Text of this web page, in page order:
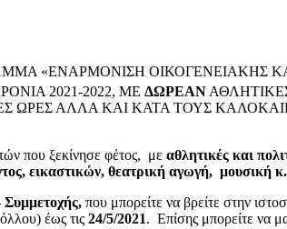
«ΕΝΑΡΜΟΝΙΣΗ ΟΙΚΟΓΕΝΕΙΑΚΗΣ
2021-2022, ΜΕ ΔΩΡΕΑΝ
ΑΛΛΑ ΚΑΙ ΚΑΤΑ ΤΟΥΣ
που ξεκίνησε φέτος, με αθλητικές και
εικαστικών, θεατρική αγωγή, μουσική
που μπορείτε να βρείτε στην
έως τις 24/5/2021. Επίσης μπορείτε να